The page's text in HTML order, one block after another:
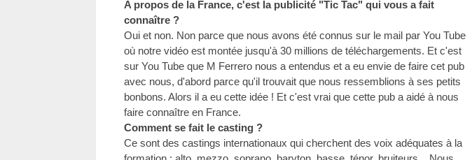
A propos de la France, c'est la publicité "Tic Tac" qui vous a fait
connaître ?
Oui et non. Non parce que nous avons été connus sur le mail par You Tube
où notre vidéo est montée jusqu'à 30 millions de téléchargements. Et c'est
sur You Tube que M Ferrero nous a entendus et a eu envie de faire cet pub
avec nous, d'abord parce qu'il trouvait que nous ressemblions à ses petits
bonbons. Alors il a eu cette idée ! Et c'est vrai que cette pub a aidé à nous
faire connaître en France.
Comment se fait le casting ?
Ce sont des castings internationaux qui cherchent des voix adéquates à la